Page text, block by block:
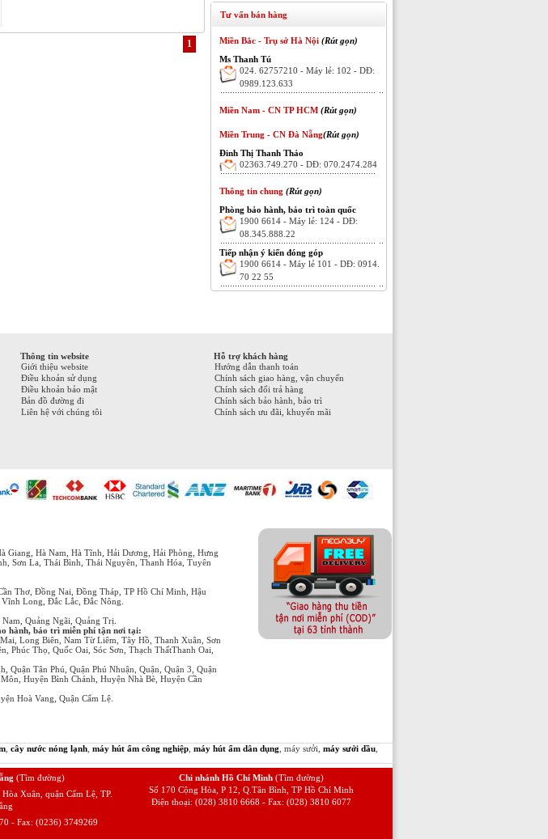
1
Tư vấn bán hàng
Miền Bắc - Trụ sở Hà Nội (Rút gọn)
Ms Thanh Tú
024. 62757210 - Máy lẻ: 102 - DĐ:
0989.123.633
Miền Nam - CN TP HCM (Rút gọn)
Miền Trung - CN Đà Nẵng(Rút gọn)
Đinh Thị Thanh Thảo
02363.749.270 - DĐ: 070.2474.284
Thông tin chung (Rút gọn)
Phòng bảo hành, bảo trì toàn quốc
1900 6614 - Máy lẻ: 124 - DĐ:
08.345.888.22
Tiếp nhận ý kiến đóng góp
1900 6614 - Máy lẻ 101 - DĐ: 0914.
70 22 55
Thông tin website
Giới thiệu website
Điều khoản sử dụng
Điều khoản bảo mật
Bản đồ đường đi
Liên hệ với chúng tôi
Hỗ trợ khách hàng
Hướng dẫn thanh toán
Chính sách giao hàng, vận chuyển
Chính sách đổi trả hàng
Chính sách bảo hành, bảo trì
Chính sách ưu đãi, khuyến mãi
Giang, Hà Nam, Hà Tĩnh, Hải Dương, Hải Phòng, Hưng
Sơn La, Thái Bình, Thái Nguyên, Thanh Hóa, Tuyên
Thơ, Đồng Nai, Đồng Tháp, TP Hồ Chí Minh, Hậu
Long, Đắc Lắc, Đắc Nông.
Quảng Ngãi, Quảng Trị.
hành, bảo trì miễn phí tận nơi tại:
Long Biên, Nam Từ Liêm, Tây Hồ, Thanh Xuân, Sơn
Thọ, Quốc Oai, Sóc Sơn, Thạch ThấtThanh Oai,
Quận Tân Phú, Quận Phú Nhuận, Quận, Quận 3, Quận
Huyện Bình Chánh, Huyện Nhà Bè, Huyện Cần
Hoà Vang, Quận Cẩm Lệ.
cây nước nóng lạnh máy hút ẩm công nghiệp máy hút ẩm dân dụng , máy sưởi, máy sưởi dầu
Chi nhánh Hồ Chí Minh (Tìm đường)
Số 170 Cộng Hòa, P 12, Q.Tân Bình, TP Hồ Chí Minh
Điện thoại: (028) 3810 6668 - Fax: (028) 3810 6077
(Tìm đường)
Xuân, quận Cẩm Lệ, TP.
- Fax: (0236) 3749269